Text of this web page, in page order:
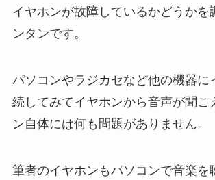
イヤホンが故障しているかどうかを
ンタンです。
パソコンやラジカセなど他の機器に
続してみてイヤホンから音声が聞こ
ン自体には何も問題がありません。
筆者のイヤホンもパソコンで音楽を